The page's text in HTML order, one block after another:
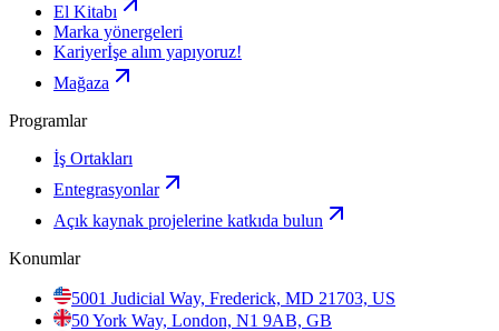
El Kitabı
Marka yönergeleri
Kariyerİşe alım yapıyoruz!
Mağaza
Programlar
İş Ortakları
Entegrasyonlar
Açık kaynak projelerine katkıda bulun
Konumlar
5001 Judicial Way, Frederick, MD 21703, US
50 York Way, London, N1 9AB, GB